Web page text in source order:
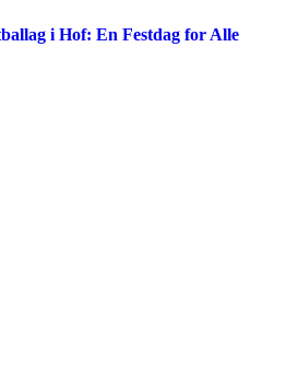
i Hof: En Festdag for Alle